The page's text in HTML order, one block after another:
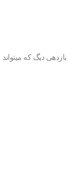
دیگ که